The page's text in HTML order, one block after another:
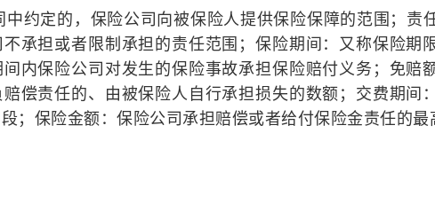
中约定的，保险公司向被保险人提供保险保障的范围；责
不承担或者限制承担的责任范围；保险期间：又称保险期
内保险公司对发生的保险事故承担保险赔付义务；免赔
偿责任的、由被保险人自行承担损失的数额；交费期间
；保险金额：保险公司承担赔偿或者给付保险金责任的最